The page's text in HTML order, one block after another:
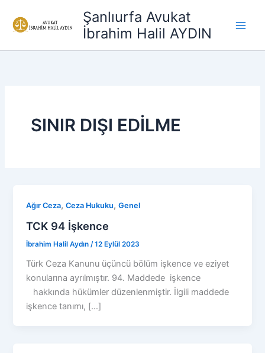
atla
Şanlıurfa Avukat
İbrahim Halil AYDIN
SINIR DIŞI EDİLME
Ağır Ceza,Ceza Hukuku,Genel
TCK 94 İşkence
İbrahim Halil Aydın /12 Eylül 2023
Türk Ceza Kanunu üçüncü bölüm işkence ve eziyet
konularına ayrılmıştır. 94. Maddede işkence
hakkında hükümler düzenlenmiştir. İlgili maddede
işkence tanımı, […]